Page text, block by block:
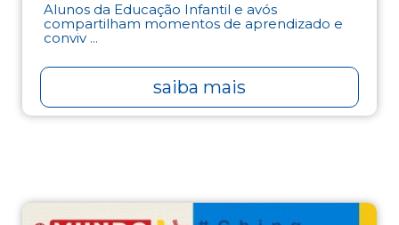
Alunos da Educação Infantil e avós
compartilham momentos de aprendizado e
conviv ...
saiba mais